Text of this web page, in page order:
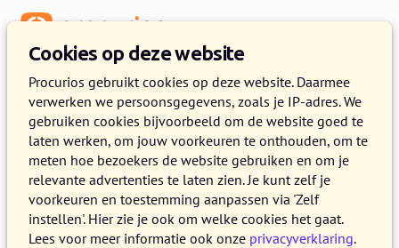
Cookies op deze website
Procurios gebruikt cookies op deze website. Daarmee
verwerken we persoonsgegevens, zoals je IP-adres. We
gebruiken cookies bijvoorbeeld om de website goed te
laten werken, om jouw voorkeuren te onthouden, om te
meten hoe bezoekers de website gebruiken en om je
relevante advertenties te laten zien. Je kunt zelf je
voorkeuren en toestemming aanpassen via 'Zelf
instellen'. Hier zie je ook om welke cookies het gaat.
Lees voor meer informatie ook onze privacyverklaring.
Release 2026.06
2 JUNI 2026 1 MINUTEN LEZEN
In de loop van 2 juni maken alle klanten van
het Procurios Platform gebruik van release
2026.06. In dit blogbericht lees je wat er nieuw
is en wat er is verbeterd.